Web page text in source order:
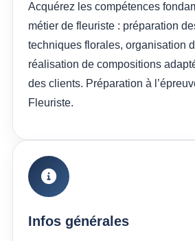
Acquérez les compétences
métier de fleuriste : préparation
techniques florales, organisation
réalisation de compositions
des clients. Préparation à
Fleuriste.
Infos générales